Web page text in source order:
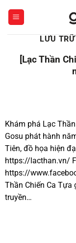
LƯU
[Lạc Thần
Khám phá Lạc
Gosu phát hành
Tiên, đồ họa hiện
https://lacthan.vn/
https://
Thần Chiến Ca
truyền…